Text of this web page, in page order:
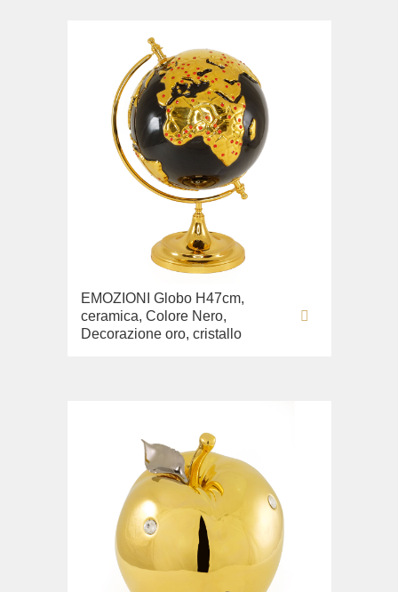
EMOZIONI Globo H47cm,
ceramica, Colore Nero,
Decorazione oro, cristallo